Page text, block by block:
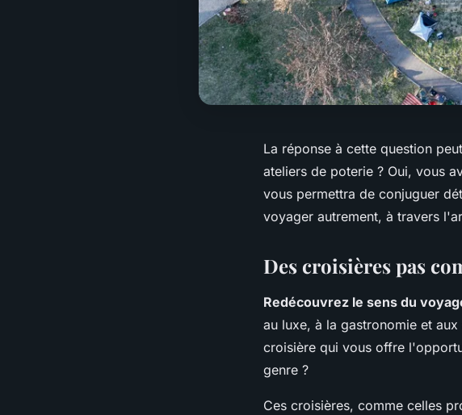
La réponse à cette question
ateliers de poterie ? Oui, vous
vous permettra de conjuguer
voyager autrement, à travers
Des croisières pas
Redécouvrez le sens du
au luxe, à la gastronomie et
croisière qui vous offre
genre ?
Ces croisières, comme celles